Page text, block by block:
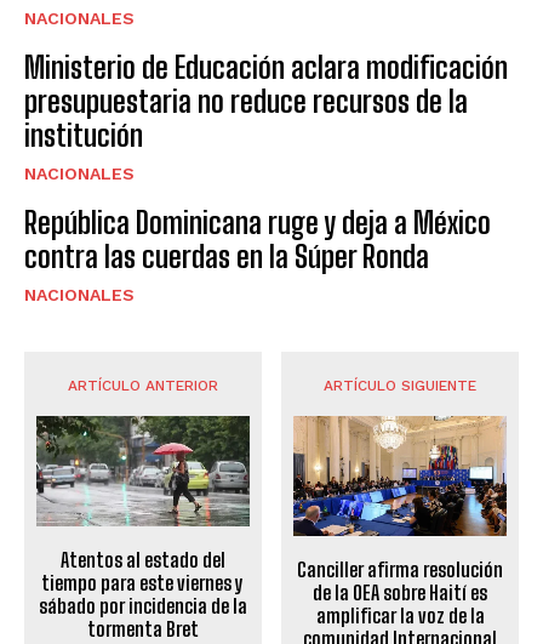
NACIONALES
Ministerio de Educación aclara modificación
presupuestaria no reduce recursos de la
institución
NACIONALES
República Dominicana ruge y deja a México
contra las cuerdas en la Súper Ronda
NACIONALES
ARTÍCULO ANTERIOR
Atentos al estado del
tiempo para este viernes y
sábado por incidencia de la
tormenta Bret
ARTÍCULO SIGUIENTE
Canciller afirma resolución
de la OEA sobre Haití es
amplificar la voz de la
comunidad Internacional